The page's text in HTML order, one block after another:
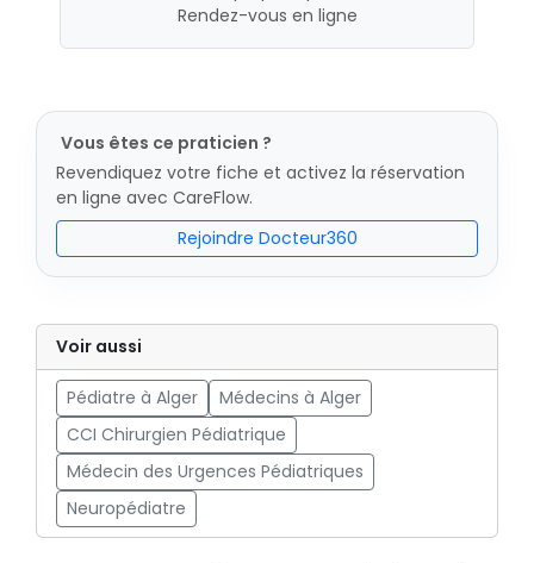
Rendez-vous en ligne
Vous êtes ce praticien ?
Revendiquez votre fiche et activez la réservation
en ligne avec CareFlow.
Rejoindre Docteur360
Voir aussi
Pédiatre à Alger
Médecins à Alger
CCI Chirurgien Pédiatrique
Médecin des Urgences Pédiatriques
Neuropédiatre